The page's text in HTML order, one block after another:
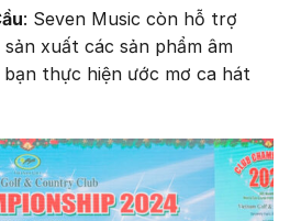
: Seven Music còn hỗ trợ
xuất các sản phẩm âm
thực hiện ước mơ ca hát